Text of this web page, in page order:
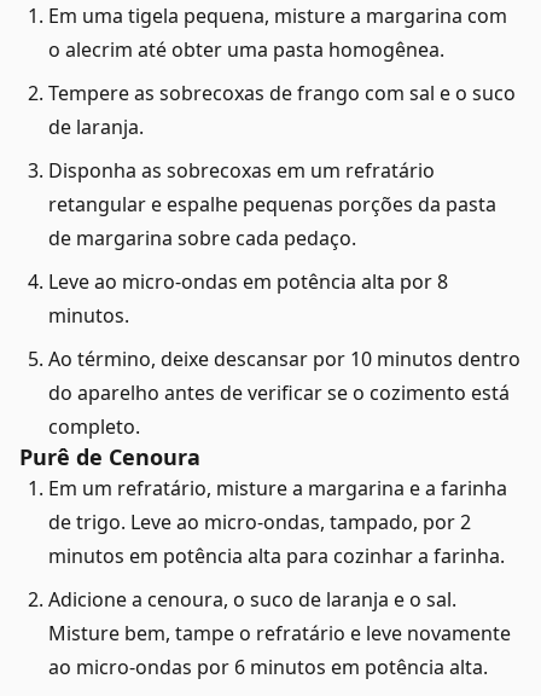
Em uma tigela pequena, misture a margarina com
o alecrim até obter uma pasta homogênea.
Tempere as sobrecoxas de frango com sal e o suco
de laranja.
Disponha as sobrecoxas em um refratário
retangular e espalhe pequenas porções da pasta
de margarina sobre cada pedaço.
Leve ao micro-ondas em potência alta por 8
minutos.
Ao término, deixe descansar por 10 minutos dentro
do aparelho antes de verificar se o cozimento está
completo.
Purê de Cenoura
Em um refratário, misture a margarina e a farinha
de trigo. Leve ao micro-ondas, tampado, por 2
minutos em potência alta para cozinhar a farinha.
Adicione a cenoura, o suco de laranja e o sal.
Misture bem, tampe o refratário e leve novamente
ao micro-ondas por 6 minutos em potência alta.